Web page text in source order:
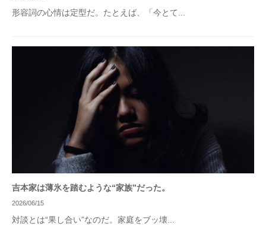
形容詞の心情は定型だ。たとえば、「今とて...
吉本家は薄氷を踏むような“家族”だった。
2026/06/15
対談とは“果し合い”なのだ。家庭をブッ壊...